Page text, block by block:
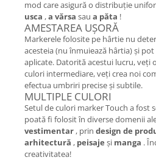
mod care asigură o distribuție
usca ,a vărsa sau a păta !
AMESTAREA UȘORĂ
Markerele folosite pe hârtie nu
acesteia (nu înmuiează hârtia) și
aplicate. Datorită acestui lucru, veți
culori intermediare, veți crea noi
efectua umbriri precise și subtile.
MULTIPLE CULORI
Setul de culori marker Touch a fost
poată fi folosit în diverse domenii
vestimentar , prin design de
arhitectură , peisaje și manga .
creativitatea!